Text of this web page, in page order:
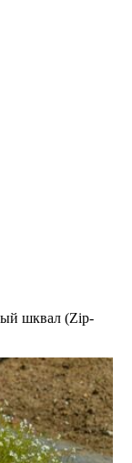
шквал (Zip-